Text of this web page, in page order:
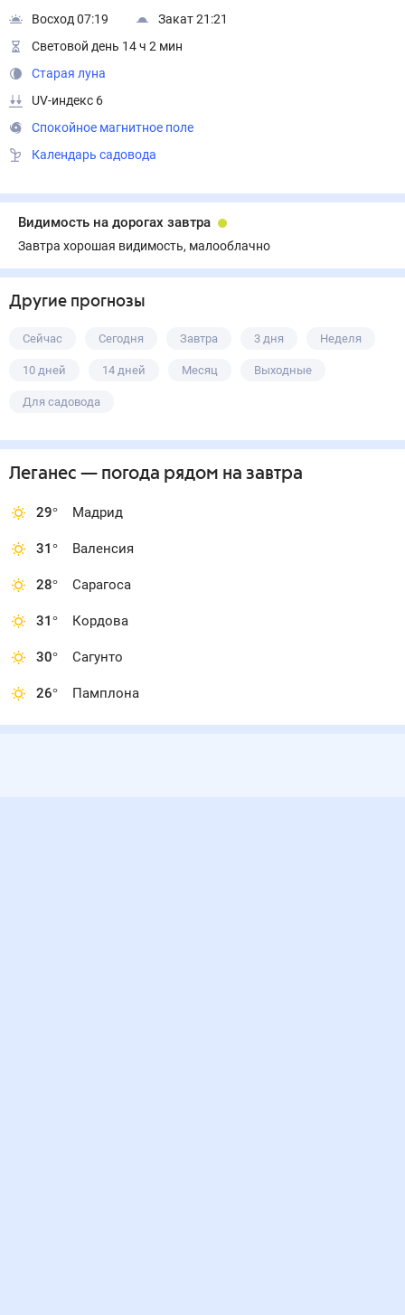
Восход 07:19
Закат 21:21
Световой день 14 ч 2 мин
Старая луна
UV-индекс 6
Спокойное магнитное поле
Календарь садовода
Видимость на дорогах завтра
Завтра хорошая видимость, малооблачно
Другие прогнозы
Сейчас Сегодня Завтра 3 дня Неделя
10 дней 14 дней Месяц Выходные
Для садовода
Леганес — погода рядом на завтра
29° Мадрид
31° Валенсия
28° Сарагоса
31° Кордова
30° Сагунто
26° Памплона